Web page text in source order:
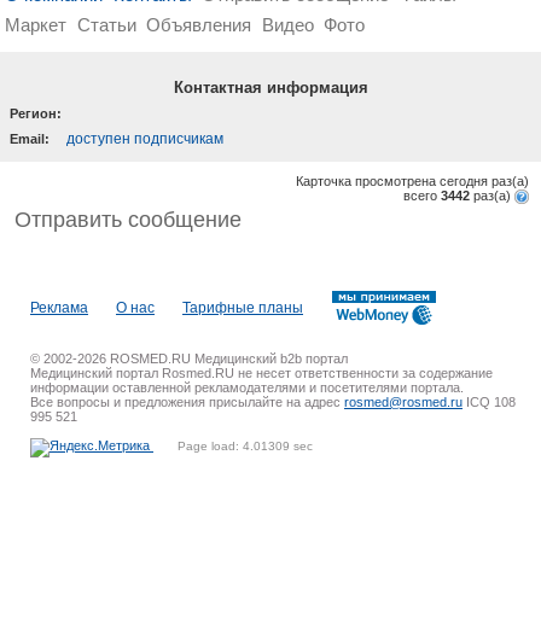
Маркет Статьи Объявления Видео Фото
Контактная информация
Регион:
Email:
доступен подписчикам
Карточка просмотрена сегодня раз(a)
всего 3442 раз(a)
Отправить сообщение
Реклама О нас Тарифные планы
© 2002-2026 ROSMED.RU Медицинский b2b портал
Медицинский портал Rosmed.RU не несет ответственности за содержание
информации оставленной рекламодателями и посетителями портала.
Все вопросы и предложения присылайте на адрес rosmed@rosmed.ru ICQ 108
995 521
Page load: 4.01309 sec